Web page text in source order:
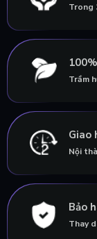
Trong
Trầm
Giao
Nội
Bảo
Thay